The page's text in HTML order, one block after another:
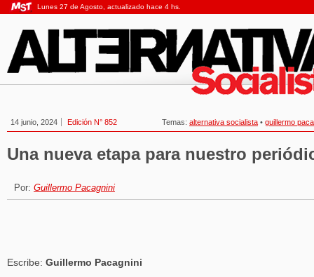
Lunes 27 de Agosto, actualizado hace 4 hs.
14 junio, 2024 Edición N° 852 Temas: alternativa socialista • guillermo
Una nueva etapa para nuestro
Por: Guillermo Pacagnini
Escribe: Guillermo Pacagnini